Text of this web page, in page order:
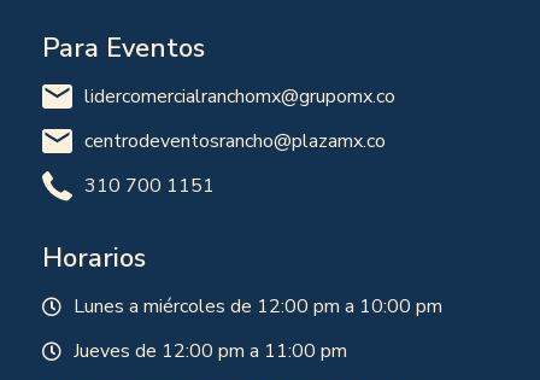
Para Eventos
lidercomercialranchomx@grupomx.co
centrodeventosrancho@plazamx.co
310 700 1151
Horarios
Lunes a miércoles de 12:00 pm a 10:00 pm
Jueves de 12:00 pm a 11:00 pm